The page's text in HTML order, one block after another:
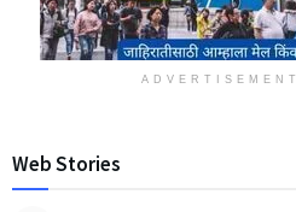
ADVERTISEMENT
Web Stories